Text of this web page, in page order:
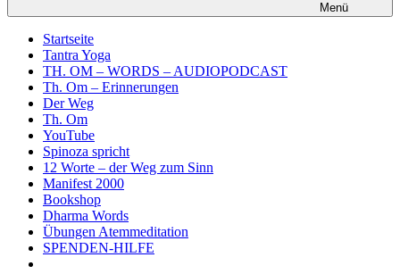
Menü
Startseite
Tantra Yoga
TH. OM – WORDS – AUDIOPODCAST
Th. Om – Erinnerungen
Der Weg
Th. Om
YouTube
Spinoza spricht
12 Worte – der Weg zum Sinn
Manifest 2000
Bookshop
Dharma Words
Übungen Atemmeditation
SPENDEN-HILFE